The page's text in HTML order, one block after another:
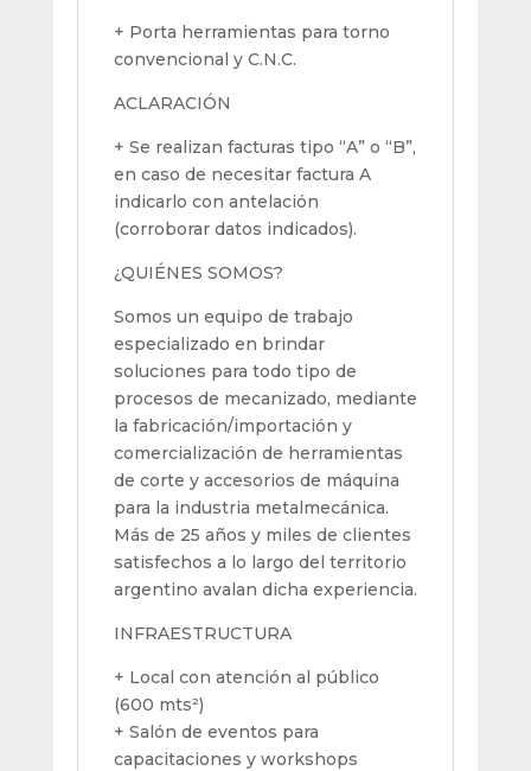
+ Porta herramientas para torno
convencional y C.N.C.
ACLARACIÓN
+ Se realizan facturas tipo “A” o “B”,
en caso de necesitar factura A
indicarlo con antelación
(corroborar datos indicados).
¿QUIÉNES SOMOS?
Somos un equipo de trabajo
especializado en brindar
soluciones para todo tipo de
procesos de mecanizado, mediante
la fabricación/importación y
comercialización de herramientas
de corte y accesorios de máquina
para la industria metalmecánica.
Más de 25 años y miles de clientes
satisfechos a lo largo del territorio
argentino avalan dicha experiencia.
INFRAESTRUCTURA
+ Local con atención al público
(600 mts²)
+ Salón de eventos para
capacitaciones y workshops